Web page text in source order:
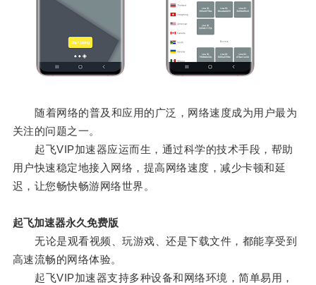
随着网络的普及和应用的广泛，网络速度成为用户最为
关注的问题之一。
起飞VIP加速器应运而生，通过科学的技术手段，帮助
用户快速稳定地接入网络，提高网络速度，减少卡顿和延
迟，让您畅快畅游网络世界。
起飞加速器永久免费版
无论是观看视频、玩游戏、还是下载文件，都能享受到
高速流畅的网络体验。
起飞VIP加速器支持多种设备和网络环境，简单易用，